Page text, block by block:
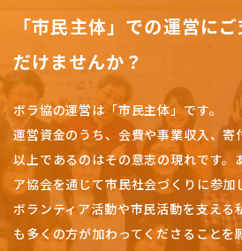
「市民主体」での運営に
だけませんか？
ボラ協の運営は「市民主体」です。
運営資金のうち、会費や事業収入、寄
以上であるのはその意志の現れです。
ア協会を通じて市民社会づくりに参加
ボランティア活動や市民活動を支える
も多くの方が加わってくださることを